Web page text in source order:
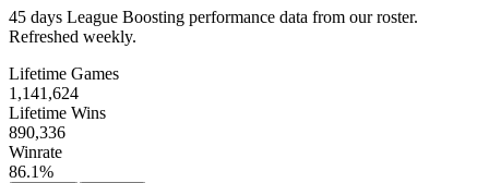
45 days League Boosting performance data from our roster.
Refreshed weekly.
Lifetime Games
1,141,624
Lifetime Wins
890,336
Winrate
86.1%